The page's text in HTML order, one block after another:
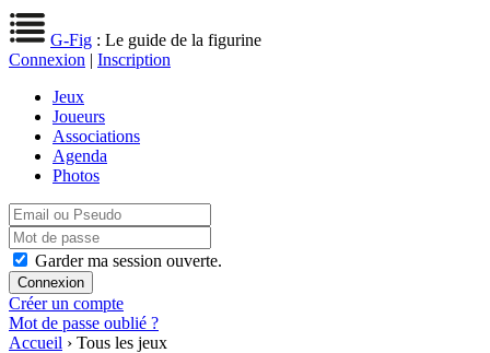
G-Fig : Le guide de la figurine
Connexion | Inscription
Jeux
Joueurs
Associations
Agenda
Photos
Garder ma session ouverte.
Créer un compte
Mot de passe oublié ?
Accueil › Tous les jeux